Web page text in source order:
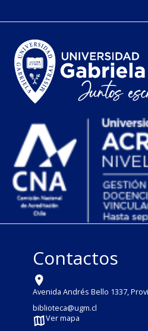
Contactos
Avenida Andrés Bello 1337,
biblioteca@ugm.cl
Ver mapa